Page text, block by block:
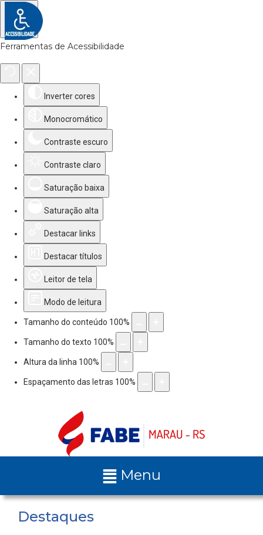
Ferramentas de Acessibilidade
Inverter cores
Monocromático
Contraste escuro
Contraste claro
Saturação baixa
Saturação alta
Destacar links
Destacar títulos
Leitor de tela
Modo de leitura
Tamanho do conteúdo 100%
Tamanho do texto 100%
Altura da linha 100%
Espaçamento das letras 100%
Menu
Destaques